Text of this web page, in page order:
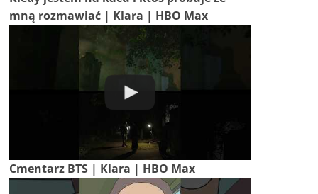
mną rozmawiać | Klara | HBO Max
Cmentarz BTS | Klara | HBO Max